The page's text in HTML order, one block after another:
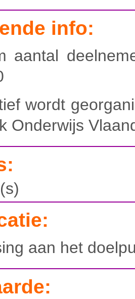
info:
aantal
wordt
Onderwijs
aan het